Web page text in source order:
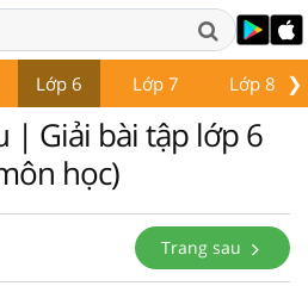
❯
Lớp 6 Lớp 7 Lớp 8
| Giải bài tập lớp 6
học)
Trang sau